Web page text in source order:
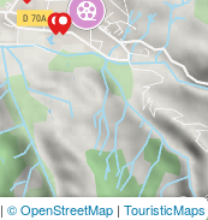
| © OpenStreetMap | TouristicMaps